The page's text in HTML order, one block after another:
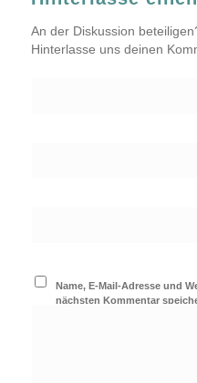
An der Diskussion
Hinterlasse uns deinen
Name, E-Mail-Adresse und
nächsten Kommentar